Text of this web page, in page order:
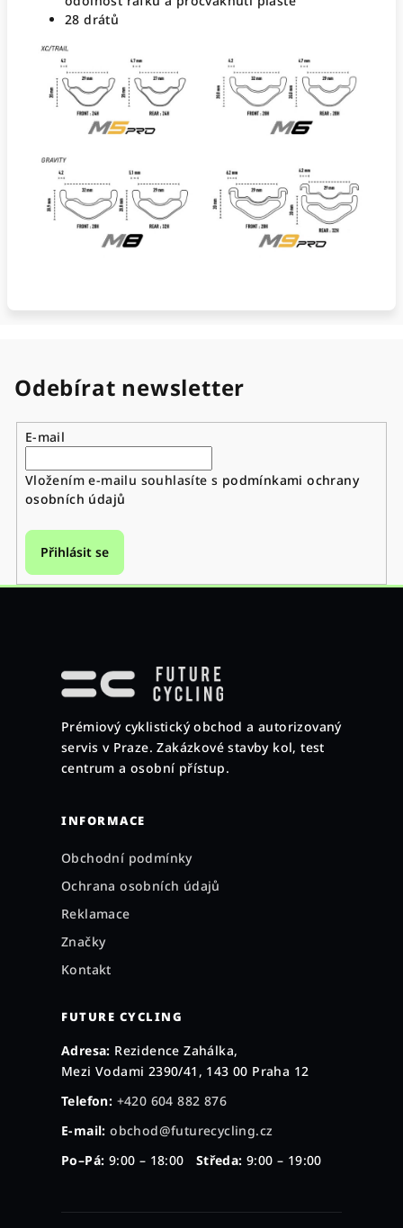
28 drátů
Odebírat newsletter
E-mail
Vložením e-mailu souhlasíte s podmínkami ochrany
osobních údajů
Přihlásit se
Prémiový cyklistický obchod a autorizovaný
servis v Praze. Zakázkové stavby kol, test
centrum a osobní přístup.
INFORMACE
Obchodní podmínky
Ochrana osobních údajů
Reklamace
Značky
Kontakt
FUTURE CYCLING
Adresa: Rezidence Zahálka,
Mezi Vodami 2390/41, 143 00 Praha 12
Telefon: +420 604 882 876
E-mail: obchod@futurecycling.cz
Po–Pá: 9:00 – 18:00 Středa: 9:00 – 19:00